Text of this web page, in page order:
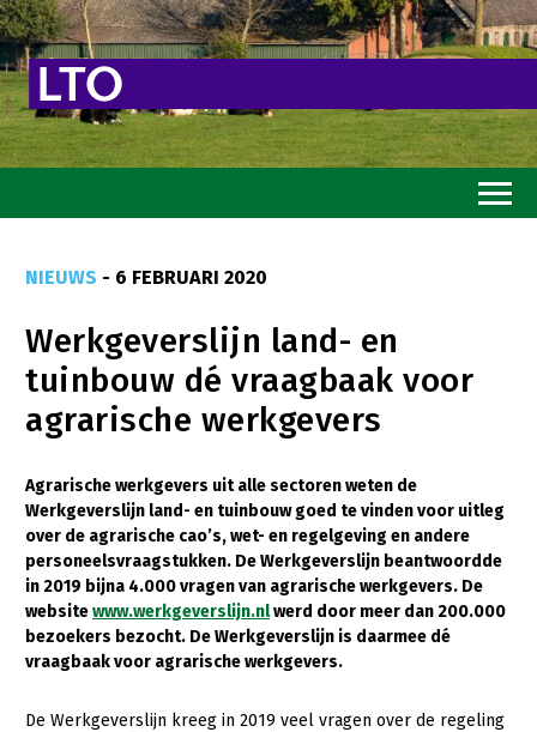
Goed eten
Mooi groen
Sterk ondernemerschap
Transitiepaden
Thema’s
Gezonde planten
Gezonde dieren
Natuur, klimaat en energie
Bodem en water
NIEUWS - 6 FEBRUARI 2020
Werkgeverslijn land- en
tuinbouw dé vraagbaak voor
agrarische werkgevers
Agrarische werkgevers uit alle sectoren weten de
Werkgeverslijn land- en tuinbouw goed te vinden voor uitleg
over de agrarische cao’s, wet- en regelgeving en andere
personeelsvraagstukken. De Werkgeverslijn beantwoordde
in 2019 bijna 4.000 vragen van agrarische werkgevers. De
websitewww.werkgeverslijn.nlwerd door meer dan 200.000
bezoekers bezocht. De Werkgeverslijn is daarmee dé
vraagbaak voor agrarische werkgevers.
De Werkgeverslijn kreeg in 2019 veel vragen over de regeling